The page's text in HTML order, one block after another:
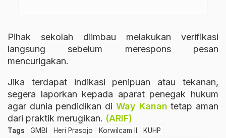
Pihak sekolah diimbau melakukan verifikasi
langsung sebelum merespons pesan
mencurigakan.
Jika terdapat indikasi penipuan atau tekanan,
segera laporkan kepada aparat penegak hukum
agar dunia pendidikan di Way Kanan tetap aman
dari praktik merugikan. (ARIF)
Tags GMBI Heri Prasojo Korwilcam II
KUHP